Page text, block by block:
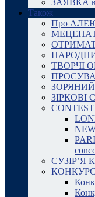
ЗАЯВКА в
Також
Про
ТВОРЧІ
ЗІРКОВІ
СУЗІР’Я